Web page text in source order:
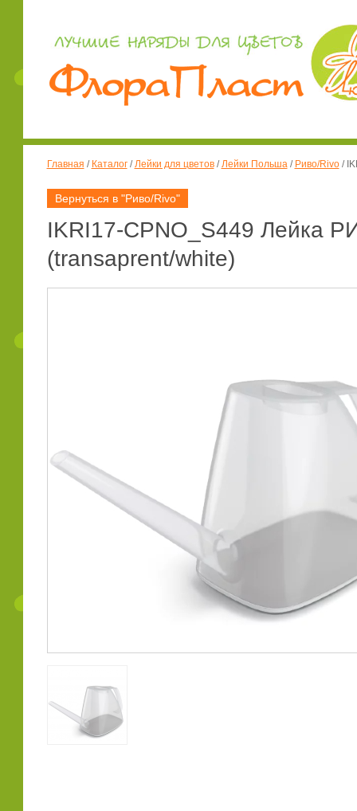
Главная / Каталог/Лейки для цветов/Лейки Польша/ Риво/Rivo/
Вернуться в "Риво/Rivo"
IKRI17-CPNO_S449 Лейка
(transaprent/white)